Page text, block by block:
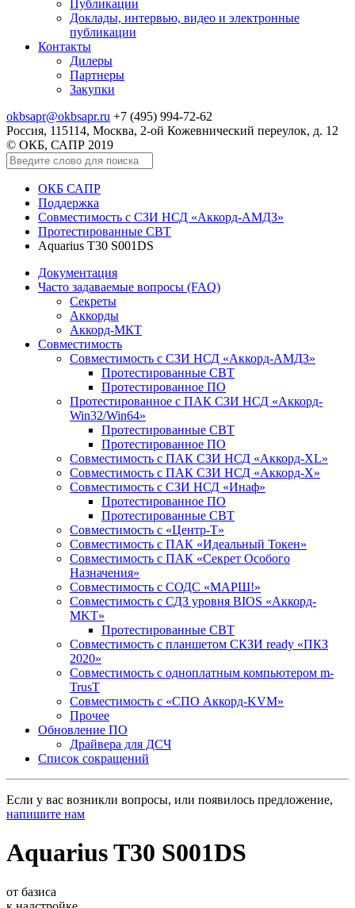
Публикации
Доклады, интервью, видео и электронные
публикации
Контакты
Дилеры
Партнеры
Закупки
okbsapr@okbsapr.ru +7 (495) 994-72-62
Россия, 115114, Москва, 2-ой Кожевнический переулок, д. 12
© ОКБ, САПР 2019
ОКБ САПР
Поддержка
Совместимость с СЗИ НСД «Аккорд-АМДЗ»
Протестированные СВТ
Aquarius T30 S001DS
Документация
Часто задаваемые вопросы (FAQ)
Секреты
Аккорды
Аккорд-МКТ
Совместимость
Совместимость с СЗИ НСД «Аккорд-АМДЗ»
Протестированные СВТ
Протестированное ПО
Протестированное с ПАК СЗИ НСД «Аккорд-
Win32/Win64»
Протестированные СВТ
Протестированное ПО
Совместимость с ПАК СЗИ НСД «Аккорд-ХL»
Совместимость с ПАК СЗИ НСД «Аккорд-Х»
Совместимость с СЗИ НСД «Инаф»
Протестированное ПО
Протестированные СВТ
Совместимость с «Центр-Т»
Совместимость с ПАК «Идеальный Токен»
Совместимость с ПАК «Секрет Особого
Назначения»
Cовместимость с СОДС «МАРШ!»
Совместимость с СДЗ уровня BIOS «Аккорд-
MKT»
Протестированные СВТ
Совместимость с планшетом СКЗИ ready «ПКЗ
2020»
Совместимость с одноплатным компьютером m-
TrusT
Совместимость с «СПО Аккорд-KVM»
Прочее
Обновление ПО
Драйвера для ДСЧ
Список сокращений
Если у вас возникли вопросы, или появилось предложение,
напишите нам
Aquarius T30 S001DS
от базиса